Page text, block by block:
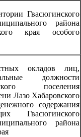
Гвасюгинского
района
края особого
окладов лиц,
должности
поселения
Лазо Хабаровского
содержания
Гвасюгинского
района